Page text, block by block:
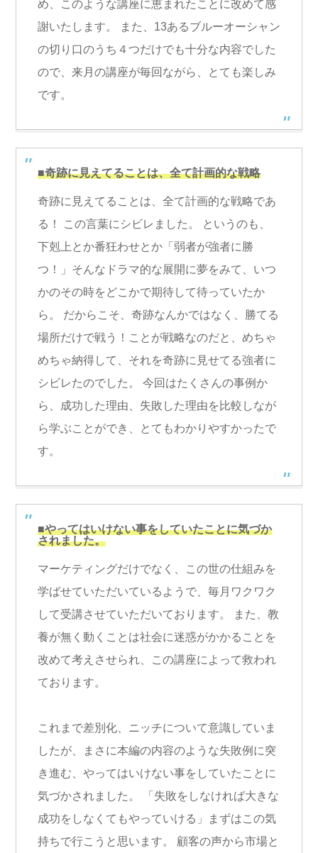
め、このような講座に恵まれたことに改めて感
謝いたします。 また、13あるブルーオーシャン
の切り口のうち４つだけでも十分な内容でした
ので、来月の講座が毎回ながら、とても楽しみ
です。
■奇跡に見えてることは、全て計画的な戦略
奇跡に見えてることは、全て計画的な戦略であ
る！ この言葉にシビレました。 というのも、
下剋上とか番狂わせとか「弱者が強者に勝
つ！」そんなドラマ的な展開に夢をみて、いつ
かのその時をどこかで期待して待っていたか
ら。 だからこそ、奇跡なんかではなく、勝てる
場所だけで戦う！ことが戦略なのだと、めちゃ
めちゃ納得して、それを奇跡に見せてる強者に
シビレたのでした。 今回はたくさんの事例か
ら、成功した理由、失敗した理由を比較しなが
ら学ぶことができ、とてもわかりやすかったで
す。
■やってはいけない事をしていたことに気づか
されました。
マーケティングだけでなく、この世の仕組みを
学ばせていただいているようで、毎月ワクワク
して受講させていただいております。 また、教
養が無く動くことは社会に迷惑がかかることを
改めて考えさせられ、この講座によって救われ
ております。
これまで差別化、ニッチについて意識していま
したが、まさに本編の内容のような失敗例に突
き進む、やってはいけない事をしていたことに
気づかされました。 「失敗をしなければ大きな
成功をしなくてもやっていける」まずはこの気
持ちで行こうと思います。 顧客の声から市場と